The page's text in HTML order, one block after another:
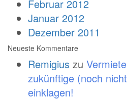
Februar 2012
Januar 2012
Dezember 2011
Neueste Kommentare
Remigius zu
zukünftige (noch
einklagen!